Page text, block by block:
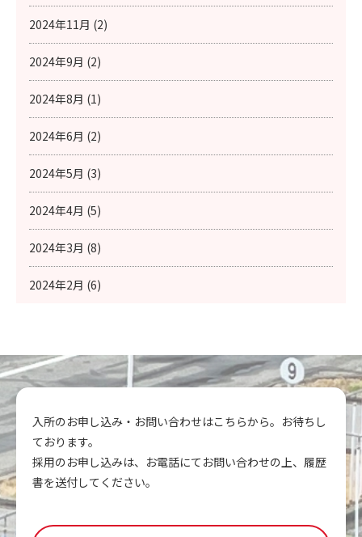
2024年11月 (2)
2024年9月 (2)
2024年8月 (1)
2024年6月 (2)
2024年5月 (3)
2024年4月 (5)
2024年3月 (8)
2024年2月 (6)
入所のお申し込み・お問い合わせはこちらから。お待ちし
ております。
採用のお申し込みは、お電話にてお問い合わせの上、履歴
書を送付してください。